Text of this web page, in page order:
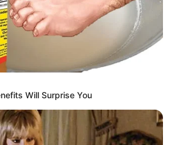
CARE
Will Surprise You